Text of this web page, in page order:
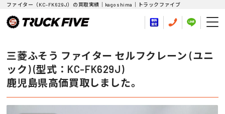
ファイター（KC-FK629J）の買取実績｜kagoshima｜トラックファイブ
三菱ふそう ファイター セルフクレーン (ユニ
ック) (型式：KC-FK629J)
鹿児島県高価買取しました。